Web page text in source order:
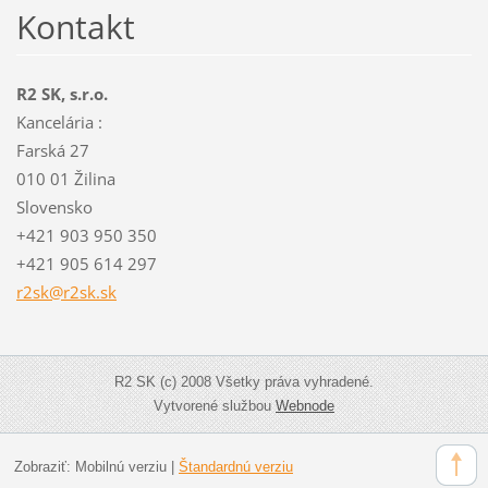
Kontakt
R2 SK, s.r.o.
Kancelária :
Farská 27
010 01 Žilina
Slovensko
+421 903 950 350
+421 905 614 297
r2sk@r2sk.sk
R2 SK (c) 2008 Všetky práva vyhradené.
Vytvorené službouWebnode
Zobraziť: Mobilnú verziu| Štandardnú verziu